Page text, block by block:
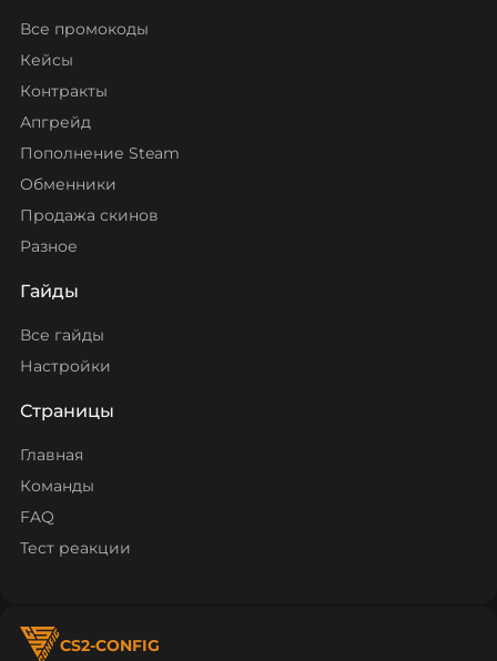
Все промокоды
Кейсы
Контракты
Апгрейд
Пополнение Steam
Обменники
Продажа скинов
Разное
Гайды
Все гайды
Настройки
Страницы
Главная
Команды
FAQ
Тест реакции
CS2-CONFIG